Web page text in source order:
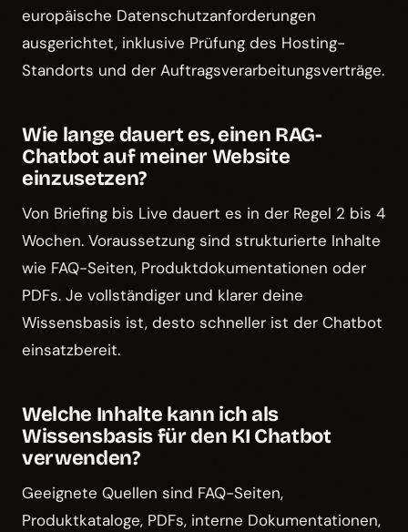
europäische Datenschutzanforderungen
ausgerichtet, inklusive Prüfung des Hosting-
Standorts und der Auftragsverarbeitungsverträge.
Wie lange dauert es, einen RAG-
Chatbot auf meiner Website
einzusetzen?
Von Briefing bis Live dauert es in der Regel 2 bis 4
Wochen. Voraussetzung sind strukturierte Inhalte
wie FAQ-Seiten, Produktdokumentationen oder
PDFs. Je vollständiger und klarer deine
Wissensbasis ist, desto schneller ist der Chatbot
einsatzbereit.
Welche Inhalte kann ich als
Wissensbasis für den KI Chatbot
verwenden?
Geeignete Quellen sind FAQ-Seiten,
Produktkataloge, PDFs, interne Dokumentationen,